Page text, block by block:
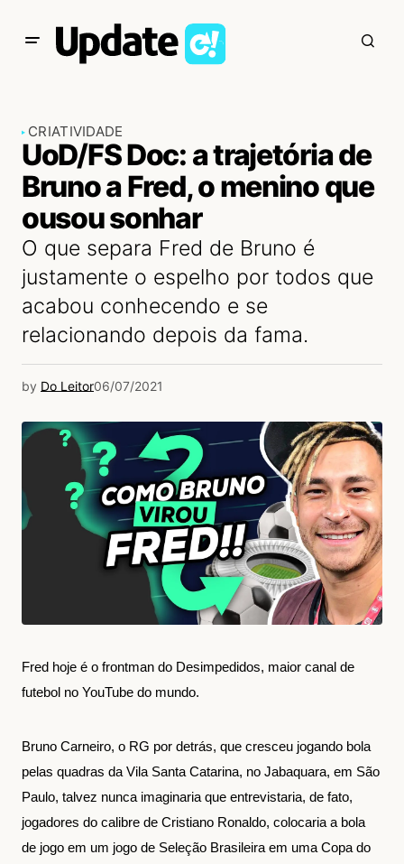
CRIATIVIDADE
UoD/FS Doc: a trajetória de
Bruno a Fred, o menino que
ousou sonhar
O que separa Fred de Bruno é
justamente o espelho por todos que
acabou conhecendo e se
relacionando depois da fama.
by Do Leitor06/07/2021
Fred hoje é o frontman do Desimpedidos, maior canal de
futebol no YouTube do mundo.
Bruno Carneiro, o RG por detrás, que cresceu jogando bola
pelas quadras da Vila Santa Catarina, no Jabaquara, em São
Paulo, talvez nunca imaginaria que entrevistaria, de fato,
jogadores do calibre de Cristiano Ronaldo, colocaria a bola
de jogo em um jogo de Seleção Brasileira em uma Copa do